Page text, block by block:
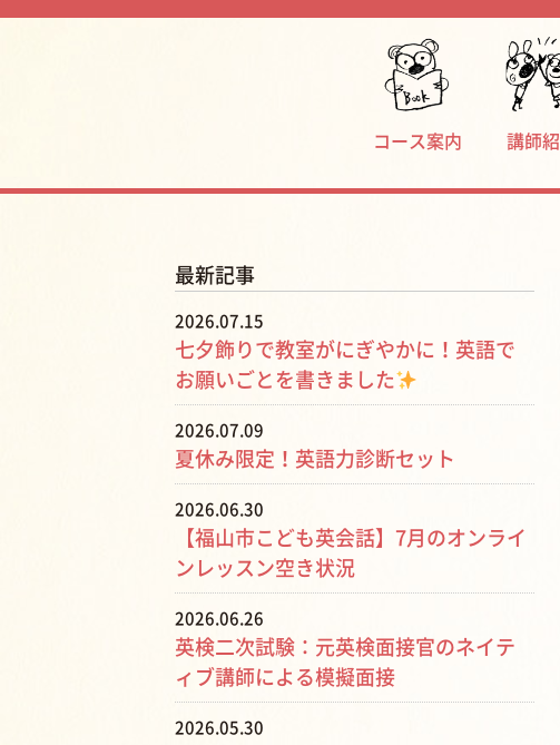
コース案内 講師
最新記事
2026.07.15
七夕飾りで教室がにぎやかに！英語で
お願いごとを書きました
2026.07.09
夏休み限定！英語力診断セット
2026.06.30
【福山市こども英会話】7月のオンライ
ンレッスン空き状況
2026.06.26
英検二次試験：元英検面接官のネイテ
ィブ講師による模擬面接
2026.05.30